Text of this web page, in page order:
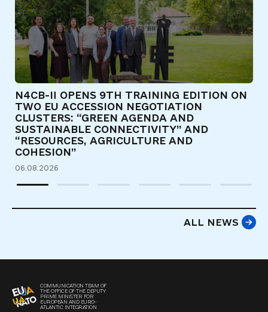
N4CB-II OPENS 9TH TRAINING EDITION ON
TWO EU ACCESSION NEGOTIATION
CLUSTERS: “GREEN AGENDA AND
SUSTAINABLE CONNECTIVITY” AND
“RESOURCES, AGRICULTURE AND
COHESION”
06.08.2026
ALL NEWS
COMMUNICATION TEAM OF
THE OFFICE OF THE DEPUTY
PRIME MINISTER FOR
EUROPEAN AND EURO-
ATLANTIC INTEGRATION